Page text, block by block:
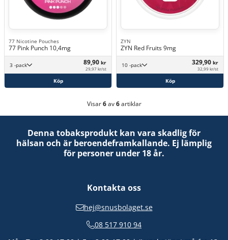
77 Nicotine Pouches
77 Pink Punch 10,4mg
3 -pack 89,90 kr
29,97 kr/st
Köp
ZYN
ZYN Red Fruits 9mg
10 -pack 329,90 kr
32,99 kr/st
Köp
Visar6av6artiklar
Denna tobaksprodukt kan vara skadlig för
hälsan och är beroendeframkallande. Ej lämplig
för personer under 18 år.
Kontakta oss
hej@snusbolaget.se
08 517 910 94